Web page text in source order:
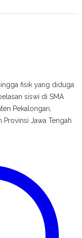
fisik yang diduga
siswi di SMA
Pekalongan,
Jawa Tengah